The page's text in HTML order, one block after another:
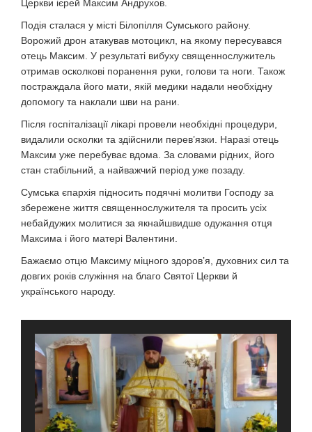
Церкви ієрей Максим Андрухов.
Подія сталася у місті Білопілля Сумського району.
Ворожий дрон атакував мотоцикл, на якому пересувався
отець Максим. У результаті вибуху священнослужитель
отримав осколкові поранення руки, голови та ноги. Також
постраждала його мати, якій медики надали необхідну
допомогу та наклали шви на рани.
Після госпіталізації лікарі провели необхідні процедури,
видалили осколки та здійснили перев’язки. Наразі отець
Максим уже перебуває вдома. За словами рідних, його
стан стабільний, а найважчий період уже позаду.
Сумська єпархія підносить подячні молитви Господу за
збережене життя священнослужителя та просить усіх
небайдужих молитися за якнайшвидше одужання отця
Максима і його матері Валентини.
Бажаємо отцю Максиму міцного здоров’я, духовних сил та
довгих років служіння на благо Святої Церкви й
українського народу.